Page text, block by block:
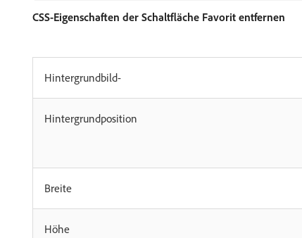
CSS-Eigenschaften der Schaltfläche Favorit entfernen
Hintergrundbild-
Hintergrundposition
Breite
Höhe